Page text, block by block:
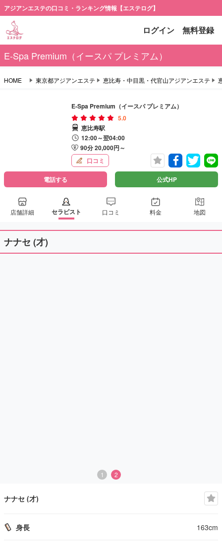
アジアンエステの口コミ・ランキング情報【エステログ】
ログイン 無料登録
E-Spa Premium（イースパ プレミアム）
HOME 東京都アジアンエステ 恵比寿・中目黒・代官山アジアンエステ
E-Spa Premium（イースパ プレミアム）
5.0
恵比寿駅
12:00～翌04:00
90分 20,000円～
口コミ
電話する 公式HP
店舗詳細 セラピスト 口コミ 料金 地図
ナナセ (才)
1 2
ナナセ (才)
身長 163cm